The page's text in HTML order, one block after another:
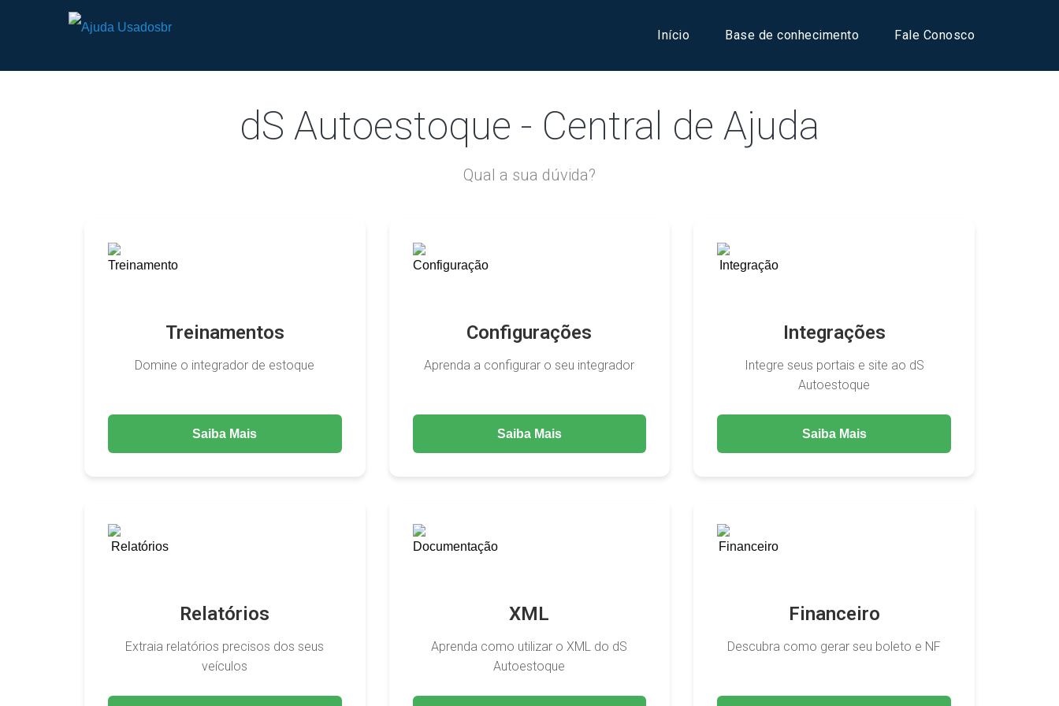
Início Base de conhecimento Fale Conosco
dS Autoestoque - Central de Ajuda
Qual a sua dúvida?
Treinamentos
Domine o integrador de estoque
Saiba Mais
Configurações
Aprenda a configurar o seu integrador
Saiba Mais
Integrações
Integre seus portais e site ao dS
Autoestoque
Saiba Mais
Relatórios
Extraia relatórios precisos dos seus
veículos
XML
Aprenda como utilizar o XML do dS
Autoestoque
Financeiro
Descubra como gerar seu boleto e NF